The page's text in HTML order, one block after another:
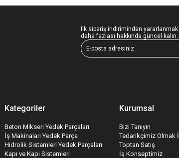
İlk sipariş indiriminden
daha fazlası hakkında güncel kalın.
Kategoriler
Beton Mikseri Yedek Parçaları
İş Makinaları Yedek Parça
Hidrolik Sistemleri Yedek Parçaları
Kapı ve Kapı Sistemleri
Kurumsal
Bizi Tanıyın
Tedarikçimiz Olmak
Toptan Satış
İş Konseptimiz